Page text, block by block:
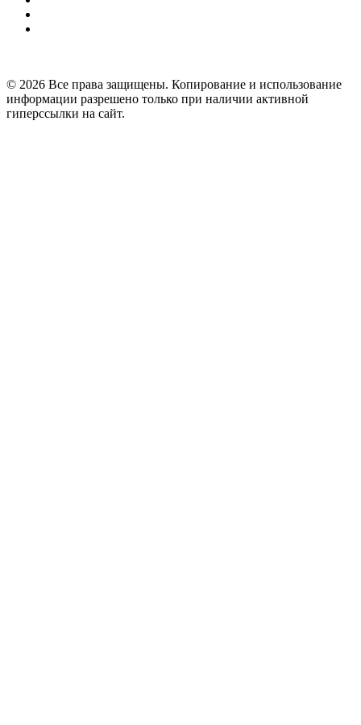
© 2026 Все права защищены. Копирование и использование
информации разрешено только при наличии активной
гиперссылки на сайт.